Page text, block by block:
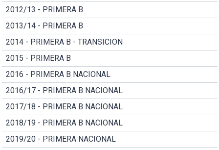
2012/13 - PRIMERA B
2013/14 - PRIMERA B
2014 - PRIMERA B - TRANSICION
2015 - PRIMERA B
2016 - PRIMERA B NACIONAL
2016/17 - PRIMERA B NACIONAL
2017/18 - PRIMERA B NACIONAL
2018/19 - PRIMERA B NACIONAL
2019/20 - PRIMERA NACIONAL